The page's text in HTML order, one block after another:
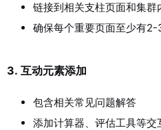
链接到相关支柱页面和集群
确保每个重要页面至少有2-
3. 互动元素添加
包含相关常见问题解答
添加计算器、评估工具等交